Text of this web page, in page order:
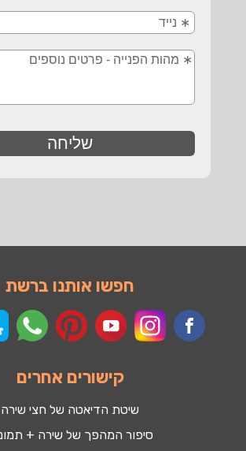
חפשו אותנו ברשת
קישורים אחרים
שיטת הדיאטה של חצי שירה
סיפור המהפך של שירה +